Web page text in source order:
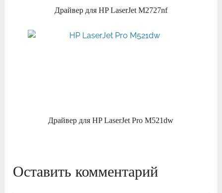
Драйвер для HP LaserJet M2727nf
Драйвер для HP LaserJet Pro M521dw
Оставить комментарий